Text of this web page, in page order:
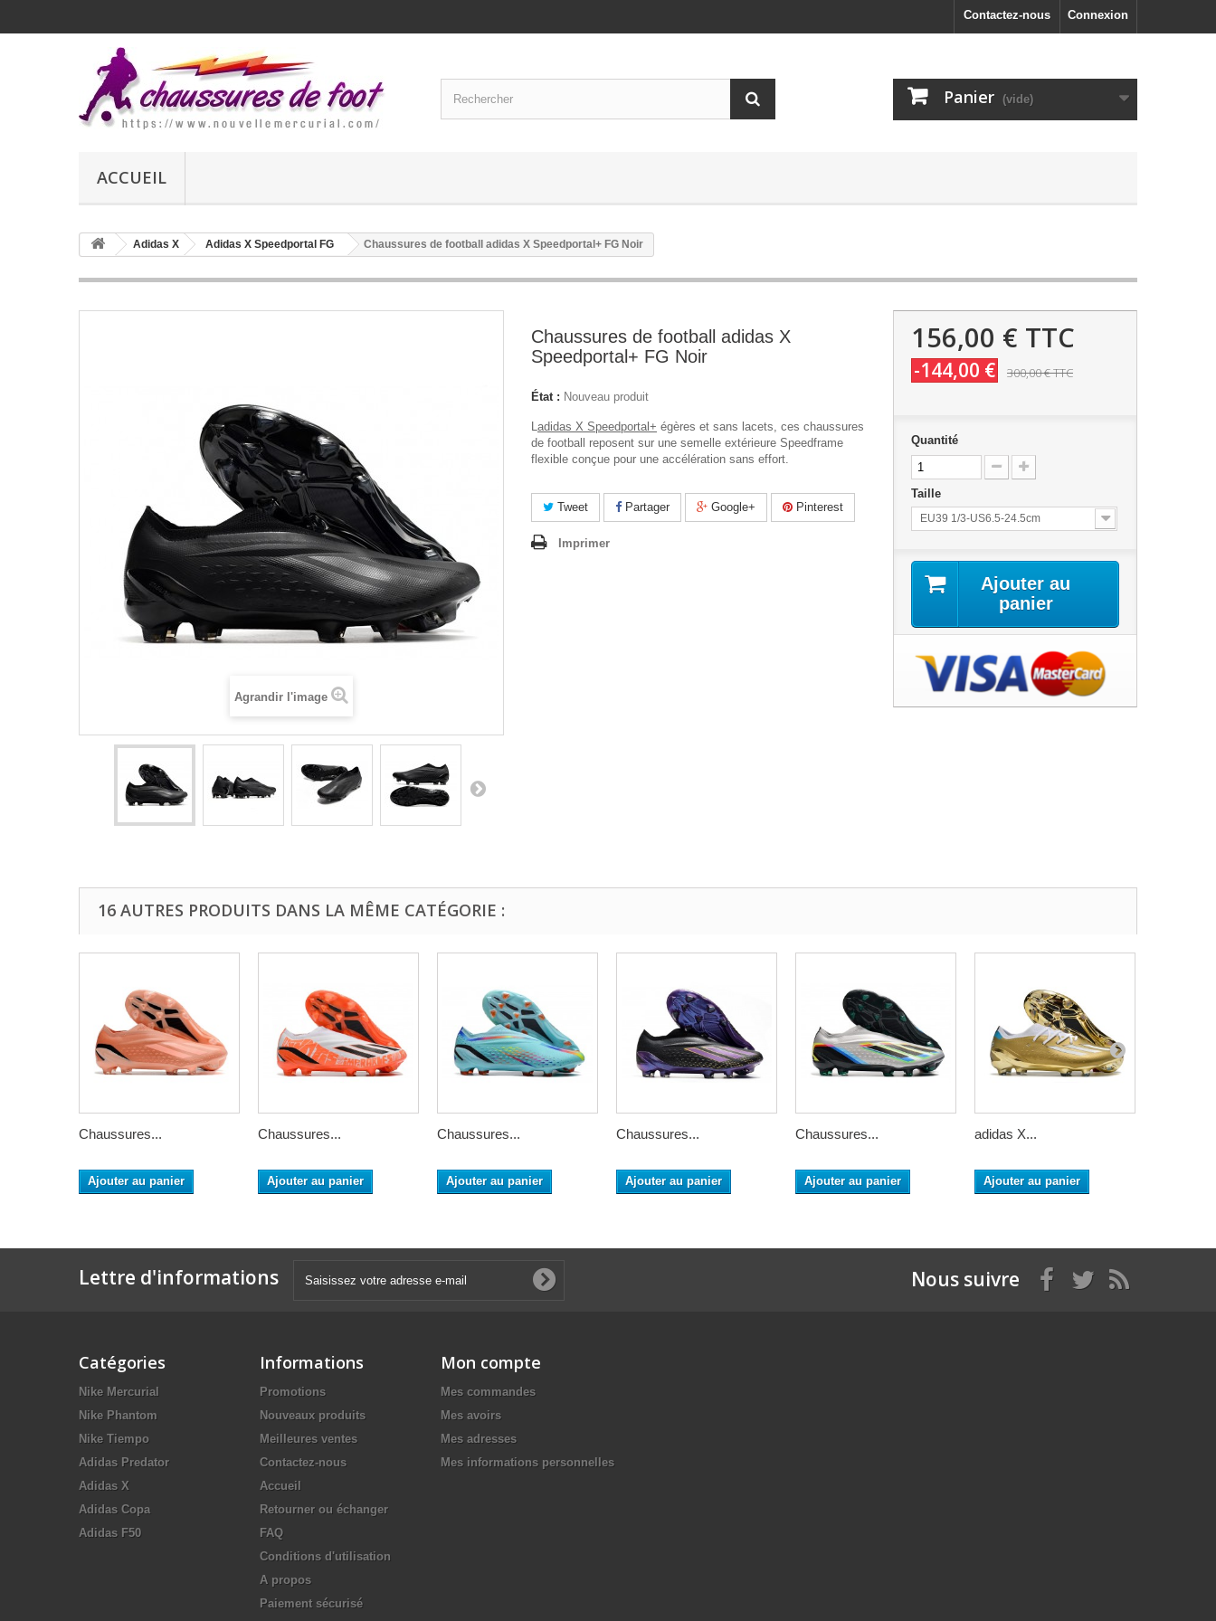
Connexion
Contactez-nous
Panier (vide)
ACCUEIL
Adidas X Adidas X Speedportal FG Chaussures de football adidas X Speedportal+ FG Noir
Agrandir l'image
Chaussures de football adidas X
Speedportal+ FG Noir
État : Nouveau produit
Ladidas X Speedportal+ égères et sans lacets, ces chaussures
de football reposent sur une semelle extérieure Speedframe
flexible conçue pour une accélération sans effort.
Tweet Partager Google+ Pinterest
Imprimer
156,00 € TTC
-144,00 € 300,00 €TTC
Quantité
Taille
EU39 1/3-US6.5-24.5cm
Ajouter au
panier
16 AUTRES PRODUITS DANS LA MÊME CATÉGORIE :
Chaussures...
Ajouter au panier
Chaussures...
Ajouter au panier
Chaussures...
Ajouter au panier
Chaussures...
Ajouter au panier
Chaussures...
Ajouter au panier
adidas X...
Ajouter au panier
Lettre d'informations Nous suivre
Catégories
Nike Mercurial
Nike Phantom
Nike Tiempo
Adidas Predator
Adidas X
Adidas Copa
Adidas F50
Informations
Promotions
Nouveaux produits
Meilleures ventes
Contactez-nous
Accueil
Retourner ou échanger
FAQ
Conditions d'utilisation
A propos
Paiement sécurisé
Mon compte
Mes commandes
Mes avoirs
Mes adresses
Mes informations personnelles